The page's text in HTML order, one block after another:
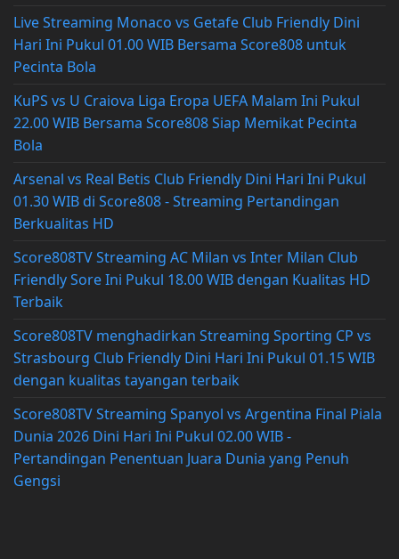
Live Streaming Monaco vs Getafe Club Friendly Dini
Hari Ini Pukul 01.00 WIB Bersama Score808 untuk
Pecinta Bola
KuPS vs U Craiova Liga Eropa UEFA Malam Ini Pukul
22.00 WIB Bersama Score808 Siap Memikat Pecinta
Bola
Arsenal vs Real Betis Club Friendly Dini Hari Ini Pukul
01.30 WIB di Score808 - Streaming Pertandingan
Berkualitas HD
Score808TV Streaming AC Milan vs Inter Milan Club
Friendly Sore Ini Pukul 18.00 WIB dengan Kualitas HD
Terbaik
Score808TV menghadirkan Streaming Sporting CP vs
Strasbourg Club Friendly Dini Hari Ini Pukul 01.15 WIB
dengan kualitas tayangan terbaik
Score808TV Streaming Spanyol vs Argentina Final Piala
Dunia 2026 Dini Hari Ini Pukul 02.00 WIB -
Pertandingan Penentuan Juara Dunia yang Penuh
Gengsi